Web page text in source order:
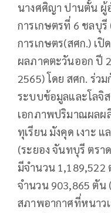
นางศศิญา ปานตั้น ผู้
การเกษตรที่ 6 ชลบุ
การเกษตร(สศก.) เ
ผลภาคตะวันออก ปี
2565) โดย สศก. ร่
ระบบข้อมูลและโลจิ
เอกภาพปริมาณผลผ
ทุเรียน มังคุด เงาะ
(ระยอง จันทบุรี ตรา
มีจำนวน 1,189,522
จำนวน 903,865 ตัน
สภาพอากาศที่หนาว